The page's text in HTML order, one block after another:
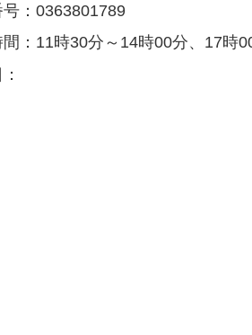
号：0363801789
：11時30分～14時00分、17時